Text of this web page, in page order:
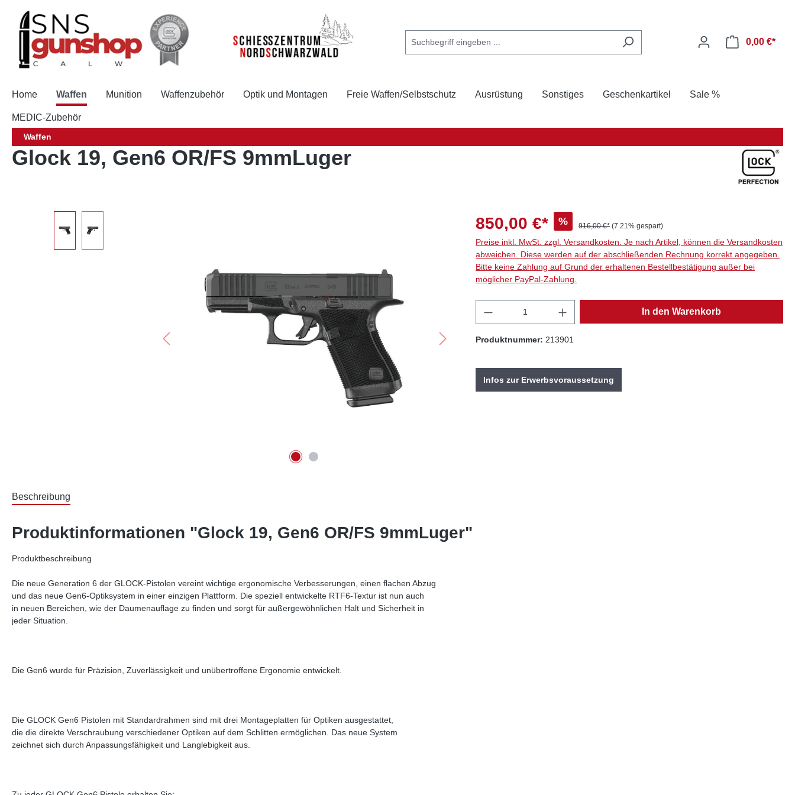
Zur Hauptnavigation springen
0,00 €*
Home Waffen Munition Waffenzubehör Optik und Montagen Freie Waffen/Selbstschutz Ausrüstung Sonstiges Geschenkartikel Sale %
MEDIC-Zubehör
Waffen
Glock 19, Gen6 OR/FS 9mmLuger
850,00 €* % 916,00 €* (7.21% gespart)
Preise inkl. MwSt. zzgl. Versandkosten. Je nach Artikel, können die Versandkosten
abweichen. Diese werden auf der abschließenden Rechnung korrekt angegeben.
Bitte keine Zahlung auf Grund der erhaltenen Bestellbestätigung außer bei
möglicher PayPal-Zahlung.
Produkt Anzahl: Gib den gewünschten Wert ein
In den Warenkorb
Produktnummer: 213901
Infos zur Erwerbsvoraussetzung
Beschreibung
Produktinformationen "Glock 19, Gen6 OR/FS 9mmLuger"
Produktbeschreibung
Die neue Generation 6 der GLOCK-Pistolen vereint wichtige ergonomische Verbesserungen, einen flachen Abzug
und das neue Gen6-Optiksystem in einer einzigen Plattform. Die speziell entwickelte RTF6-Textur ist nun auch
in neuen Bereichen, wie der Daumenauflage zu finden und sorgt für außergewöhnlichen Halt und Sicherheit in
jeder Situation.
Die Gen6 wurde für Präzision, Zuverlässigkeit und unübertroffene Ergonomie entwickelt.
Die GLOCK Gen6 Pistolen mit Standardrahmen sind mit drei Montageplatten für Optiken ausgestattet,
die die direkte Verschraubung verschiedener Optiken auf dem Schlitten ermöglichen. Das neue System
zeichnet sich durch Anpassungsfähigkeit und Langlebigkeit aus.